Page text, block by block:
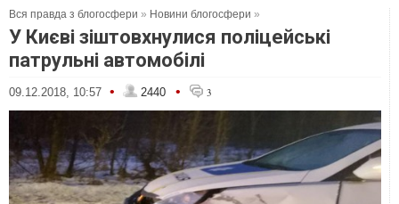
Вся правда з блогосфери » Новини блогосфери »
У Києві зіштовхнулися поліцейські
патрульні автомобілі
09.12.2018, 10:57 • 2440 • 3